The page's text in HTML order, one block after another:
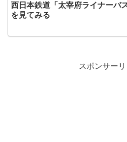
西日本鉄道「太宰府ライナーバ
を見てみる
スポンサーリ